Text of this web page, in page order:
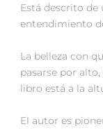
Está descrito de
entendimiento
La belleza con
pasarse por
libro está a la
El autor es